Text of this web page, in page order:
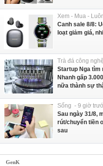
Xem - Mua -
Canh sale 8/8:
loạt giảm giá,
Trà đá công
Startup Nga tìm
Nhanh gấp
nữa thành sự
Sống - 9 giờ
Sau ngày 31/8,
rút/chuyển tiền
sau
GenK